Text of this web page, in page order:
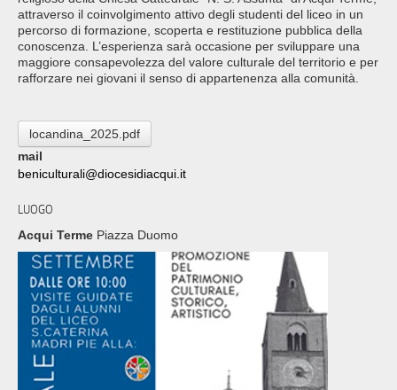
attraverso il coinvolgimento attivo degli studenti del liceo in un
percorso di formazione, scoperta e restituzione pubblica della
conoscenza. L’esperienza sarà occasione per sviluppare una
maggiore consapevolezza del valore culturale del territorio e per
rafforzare nei giovani il senso di appartenenza alla comunità.
locandina_2025.pdf
mail
beniculturali@diocesidiacqui.it
LUOGO
Acqui Terme Piazza Duomo